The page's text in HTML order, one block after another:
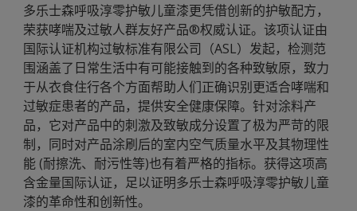
多乐士森呼吸淳零护敏儿童漆更凭借创新的护敏配方，
荣获哮喘及过敏人群友好产品®权威认证。该项认证由
国际认证机构过敏标准有限公司（ASL）发起，检测范
围涵盖了日常生活中有可能接触到的各种致敏原，致力
于从衣食住行各个方面帮助人们正确识别更适合哮喘和
过敏症患者的产品，提供安全健康保障。针对涂料产
品，它对产品中的刺激及致敏成分设置了极为严苛的限
制，同时对产品涂刷后的室内空气质量水平及其物理性
能 (耐擦洗、耐污性等)也有着严格的指标。获得这项高
含金量国际认证，足以证明多乐士森呼吸淳零护敏儿童
漆的革命性和创新性。